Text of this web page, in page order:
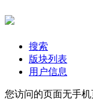
搜索
版块列表
用户信息
您访问的页面无手